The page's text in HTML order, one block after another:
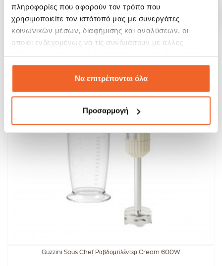
πληροφορίες που αφορούν τον τρόπο που
χρησιμοποιείτε τον ιστότοπό μας με συνεργάτες
κοινωνικών μέσων, διαφήμισης και αναλύσεων, οι
οποίοι ενδεχομένως να τις συνδυάσουν με άλλες
έχουν συλλέξει σε σχέση με την από μέρους σας χρήση
των υπηρεσιών τους.Να επιτρέπονται όλα
Προσαρμογή
ΑΓΟΡΑ
Guzzini Sous Chef Ραβδομπλέντερ Cream 600W